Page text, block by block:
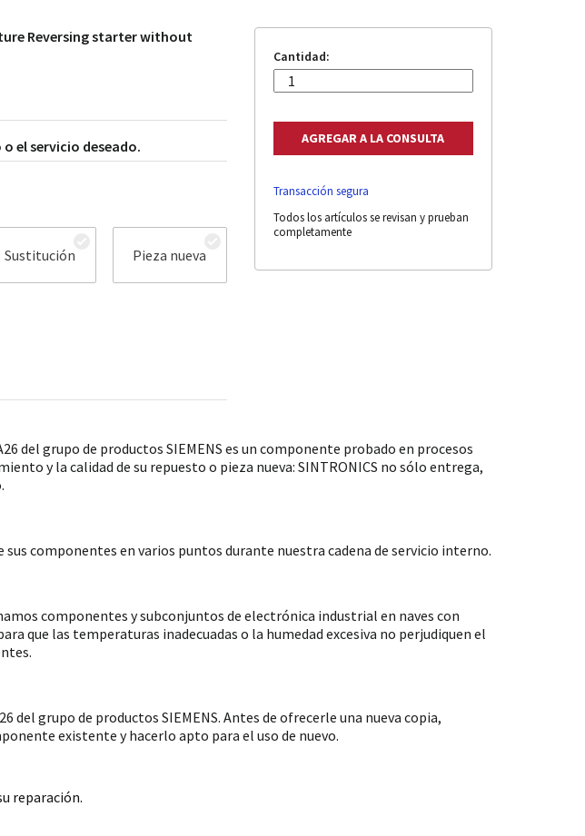
Reversing starter without
el servicio deseado.
Sustitución Pieza nueva
Cantidad:
Transacción segura
Todos los artículos se revisan y prueban
completamente
del grupo de productos SIEMENS es un componente probado en procesos
y la calidad de su repuesto o pieza nueva: SINTRONICS no sólo entrega,
componentes en varios puntos durante nuestra cadena de servicio interno.
componentes y subconjuntos de electrónica industrial en naves con
que las temperaturas inadecuadas o la humedad excesiva no perjudiquen el
del grupo de productos SIEMENS. Antes de ofrecerle una nueva copia,
existente y hacerlo apto para el uso de nuevo.
reparación.